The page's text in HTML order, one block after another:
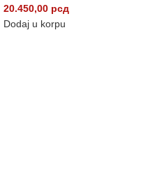
20.450,00 рсд
Dodaj u korpu